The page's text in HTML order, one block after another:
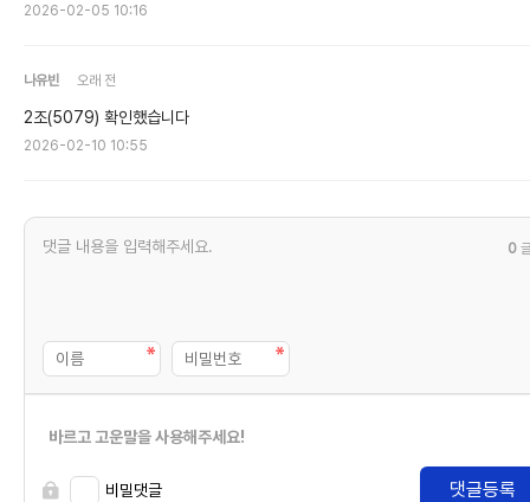
2026-02-05 10:16
나유빈 오래 전
2조(5079) 확인했습니다
2026-02-10 10:55
0
바르고 고운말을 사용해주세요!
비밀댓글 댓글등록